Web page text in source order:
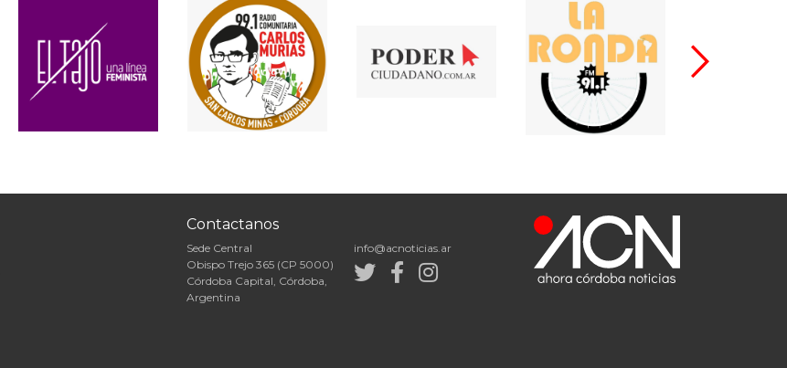
Contactanos
Sede Central
Obispo Trejo 365 (CP 5000)
Córdoba Capital, Córdoba,
Argentina
info@acnoticias.ar